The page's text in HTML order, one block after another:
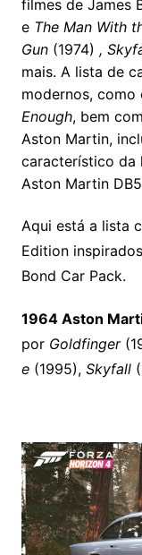
filmes de James
e The Man With
Gun(1974) ,
mais. A lista de
modernos, como
Enough, bem
Aston Martin,
característico da
Aston Martin
Aqui está a lista
Edition
Bond Car Pack.
1964 Aston
por Goldfinger
e(1995), Skyfall